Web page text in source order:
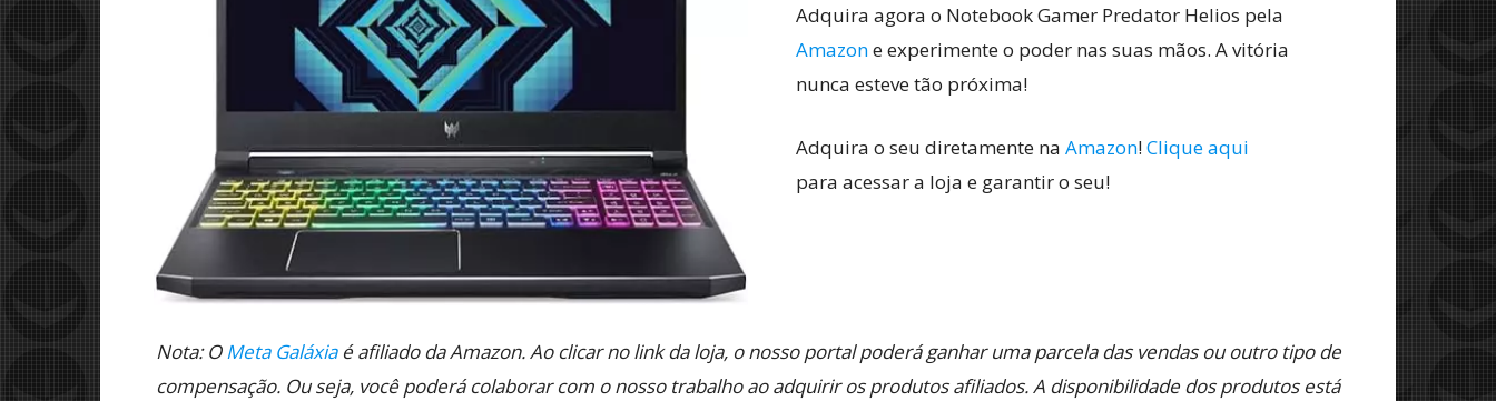
Adquira agora o Notebook Gamer Predator Helios pela
Amazone experimente o poder nas suas mãos. A vitória
nunca esteve tão próxima!
Adquira o seu diretamente na Amazon!Clique aqui
para acessar a loja e garantir o seu!
Nota: OMeta Galáxiaé afiliado da Amazon. Ao clicar no link da loja, o nosso portal poderá ganhar uma parcela das vendas ou outro tipo de
compensação. Ou seja, você poderá colaborar com o nosso trabalho ao adquirir os produtos afiliados. A disponibilidade dos produtos está